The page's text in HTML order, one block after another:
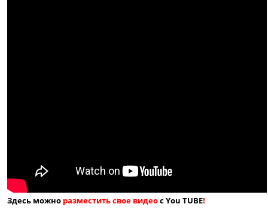
Здесь можно разместить свое видеос You TUBE!